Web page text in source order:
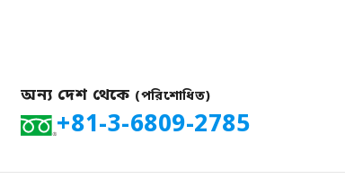
অন্য দেশ থেকে (পরিশোধিত)
+81-3-6809-2785